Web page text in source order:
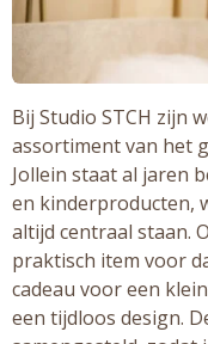
Bij Studio STCH zijn
assortiment van het
Jollein staat al jaren
en kinderproducten,
altijd centraal staan.
praktisch item voor
cadeau voor een
een tijdloos design.